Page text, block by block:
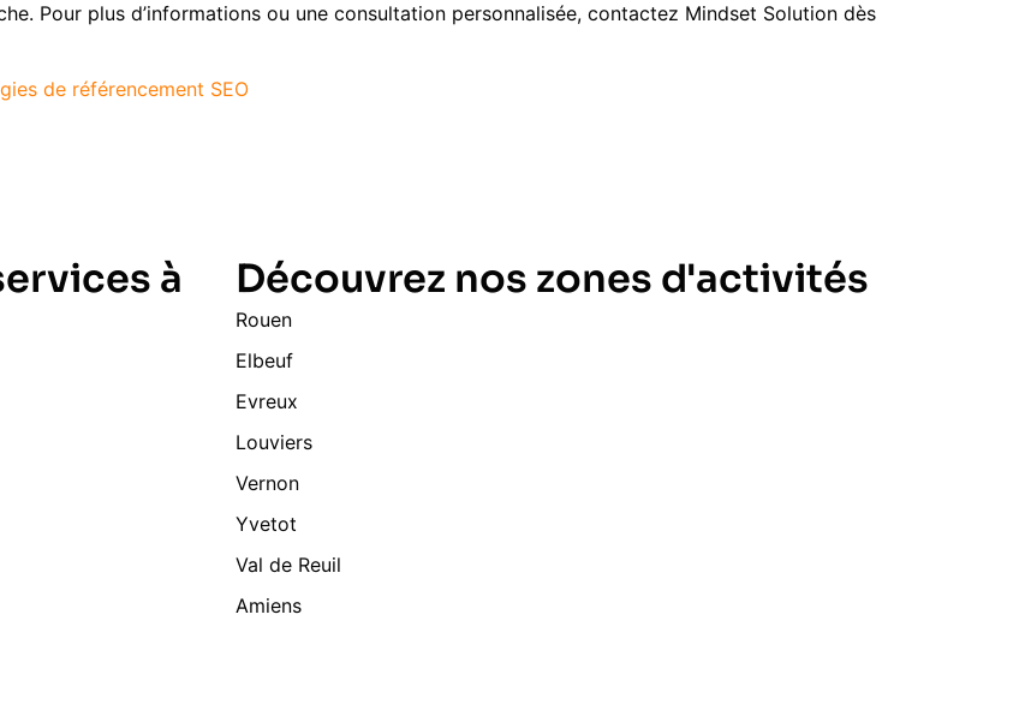
Pour plus d’informations ou une consultation personnalisée, contactez Mindset Solution dès
de référencement SEO
à
Découvrez nos zones d'activités
Rouen
Elbeuf
Evreux
Louviers
Vernon
Yvetot
Val de Reuil
Amiens